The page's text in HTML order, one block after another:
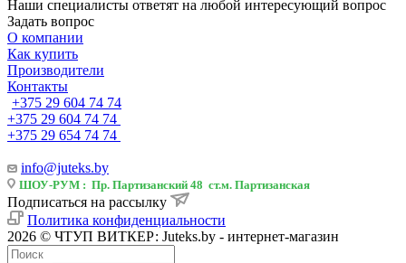
Наши специалисты ответят на любой интересующий вопрос
Задать вопрос
О компании
Как купить
Производители
Контакты
+375 29 604 74 74
+375 29 604 74 74
+375 29 654 74 74
info@juteks.by
ШОУ-РУМ : Пр. Партизанский 48 ст.м. Партизанская
Подписаться на рассылку
Политика конфиденциальности
2026 © ЧТУП ВИТКЕР: Juteks.by - интернет-магазин